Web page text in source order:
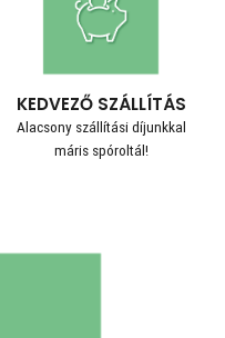
KEDVEZŐ SZÁLLÍTÁS
Alacsony szállítási díjunkkal
máris spóroltál!